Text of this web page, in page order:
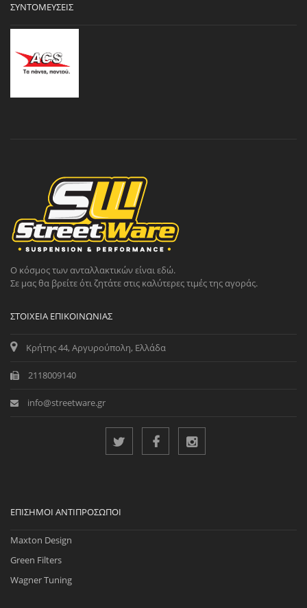
ΣΥΝΤΟΜΕΎΣΕΙΣ
Ο κόσμος των ανταλλακτικών είναι εδώ.
Σε μας θα βρείτε ότι ζητάτε στις καλύτερες τιμές της αγοράς.
ΣΤΟΙΧΕΊΑ ΕΠΙΚΟΙΝΩΝΊΑΣ
Κρήτης 44, Αργυρούπολη, Ελλάδα
2118009140
info@streetware.gr
ΕΠΊΣΗΜΟΙ ΑΝΤΙΠΡΌΣΩΠΟΙ
Maxton Design
Green Filters
Wagner Tuning